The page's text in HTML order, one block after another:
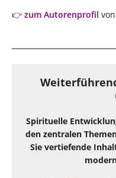
👉 zum Autorenprofil
Spirituelle
den zentralen
Sie vertiefende